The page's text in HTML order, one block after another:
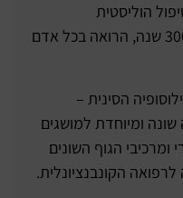
הוליסטית
ומותאמת-אישית, בת למעלה מ-3000 שנה, הרואה בכל אדם
הסינית –
ומיוחדת למושגים
הגוף השונים
הקונבנציונלית.